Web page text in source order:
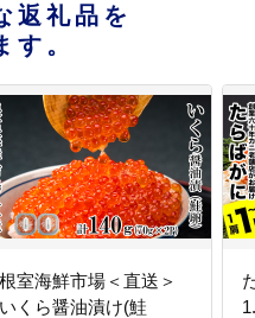
返礼品を
す。
根室海鮮市場＜直送＞
いくら醤油漬け(鮭